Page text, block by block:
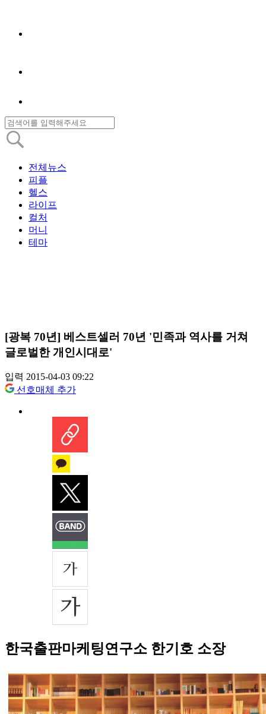
전체뉴스
피플
헬스
라이프
컬처
머니
테마
[광복 70년] 베스트셀러 70년 '민족과 역사를 거쳐
글로벌한 개인시대로'
입력 2015-04-03 09:22
선호매체 추가
한국출판마케팅연구소 한기호 소장